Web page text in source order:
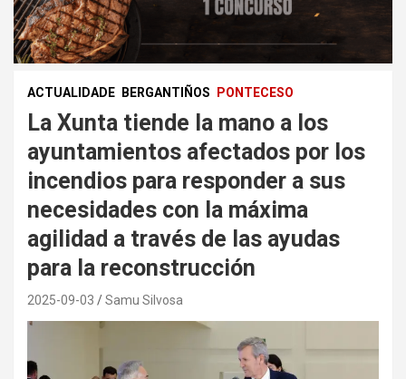
ACTUALIDADE BERGANTIÑOS PONTECESO
La Xunta tiende la mano a los
ayuntamientos afectados por los
incendios para responder a sus
necesidades con la máxima
agilidad a través de las ayudas
para la reconstrucción
2025-09-03 Samu Silvosa